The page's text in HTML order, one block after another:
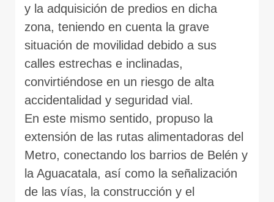
y la adquisición de predios en dicha
zona, teniendo en cuenta la grave
situación de movilidad debido a sus
calles estrechas e inclinadas,
convirtiéndose en un riesgo de alta
accidentalidad y seguridad vial.
En este mismo sentido, propuso la
extensión de las rutas alimentadoras del
Metro, conectando los barrios de Belén y
la Aguacatala, así como la señalización
de las vías, la construcción y el